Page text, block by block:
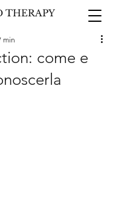
THERAPY
come e
min